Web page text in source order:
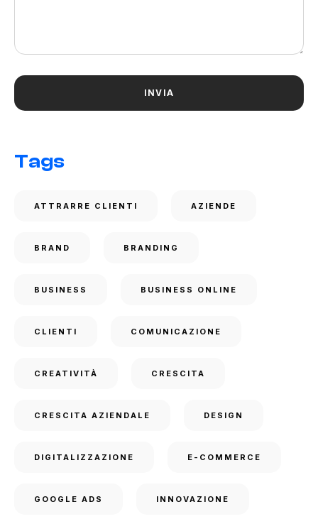
Tags
ATTRARRE CLIENTI AZIENDE
BRAND BRANDING
BUSINESS BUSINESS ONLINE
CLIENTI COMUNICAZIONE
CREATIVITÀ CRESCITA
CRESCITA AZIENDALE DESIGN
DIGITALIZZAZIONE E-COMMERCE
GOOGLE ADS INNOVAZIONE